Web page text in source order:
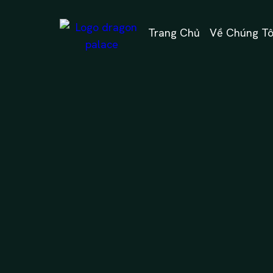
Trang Chủ Về Chúng